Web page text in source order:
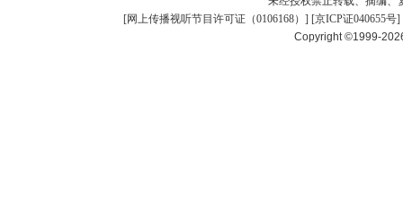
[网上传播视听节目许可证（0106168） ] [京ICP证040655号]
Copyright ©1999-